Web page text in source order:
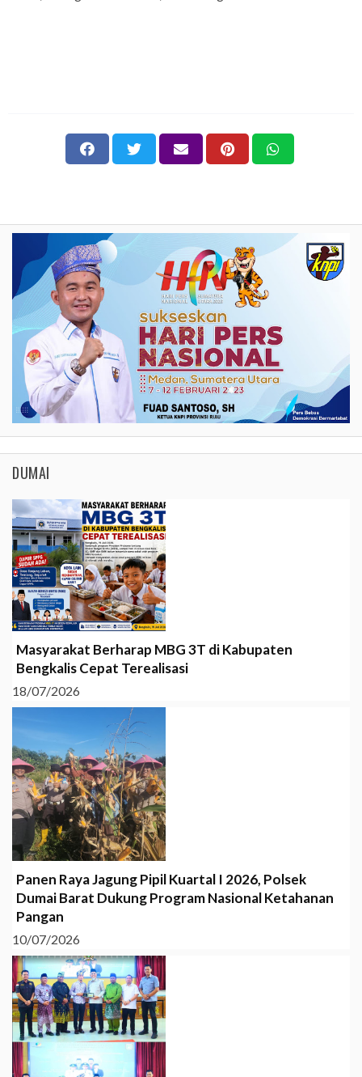
DUMAI
Masyarakat Berharap MBG 3T di Kabupaten
Bengkalis Cepat Terealisasi
18/07/2026
Panen Raya Jagung Pipil Kuartal I 2026, Polsek
Dumai Barat Dukung Program Nasional Ketahanan
Pangan
10/07/2026